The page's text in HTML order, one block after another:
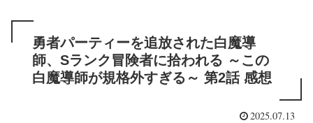
勇者パーティーを追放された白魔導
師、Sランク冒険者に拾われる ～この
白魔導師が規格外すぎる～ 第2話 感想
2025.07.13